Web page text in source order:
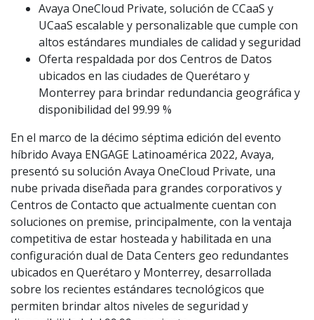
Avaya OneCloud Private, solución de CCaaS y
UCaaS escalable y personalizable que cumple con
altos estándares mundiales de calidad y seguridad
Oferta respaldada por dos Centros de Datos
ubicados en las ciudades de Querétaro y
Monterrey para brindar redundancia geográfica y
disponibilidad del 99.99 %
En el marco de la décimo séptima edición del evento
híbrido Avaya ENGAGE Latinoamérica 2022, Avaya,
presentó su solución Avaya OneCloud Private, una
nube privada diseñada para grandes corporativos y
Centros de Contacto que actualmente cuentan con
soluciones on premise, principalmente, con la ventaja
competitiva de estar hosteada y habilitada en una
configuración dual de Data Centers geo redundantes
ubicados en Querétaro y Monterrey, desarrollada
sobre los recientes estándares tecnológicos que
permiten brindar altos niveles de seguridad y